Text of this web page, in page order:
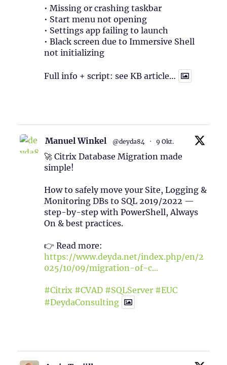
• Missing or crashing taskbar
• Start menu not opening
• Settings app failing to launch
• Black screen due to Immersive Shell
not initializing
Full info + script: see KB article…
Manuel Winkel @deyda84 · 9 Okt.
🚀 Citrix Database Migration made
simple!
How to safely move your Site, Logging &
Monitoring DBs to SQL 2019/2022 —
step-by-step with PowerShell, Always
On & best practices.
👉 Read more:
https://www.deyda.net/index.php/en/2
025/10/09/migration-of-c...
#Citrix #CVAD #SQLServer #EUC
#DeydaConsulting